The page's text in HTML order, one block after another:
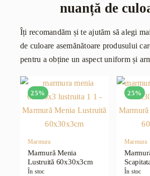
nuanță de
Îți recomandăm și te ajutăm să alegi
de culoare asemănătoare produsului
pentru a obține un aspect uniform și
25%
Marmura
Marmură Menia
Lustruită 60x30x3cm
În stoc
25%
Marmura
În stoc